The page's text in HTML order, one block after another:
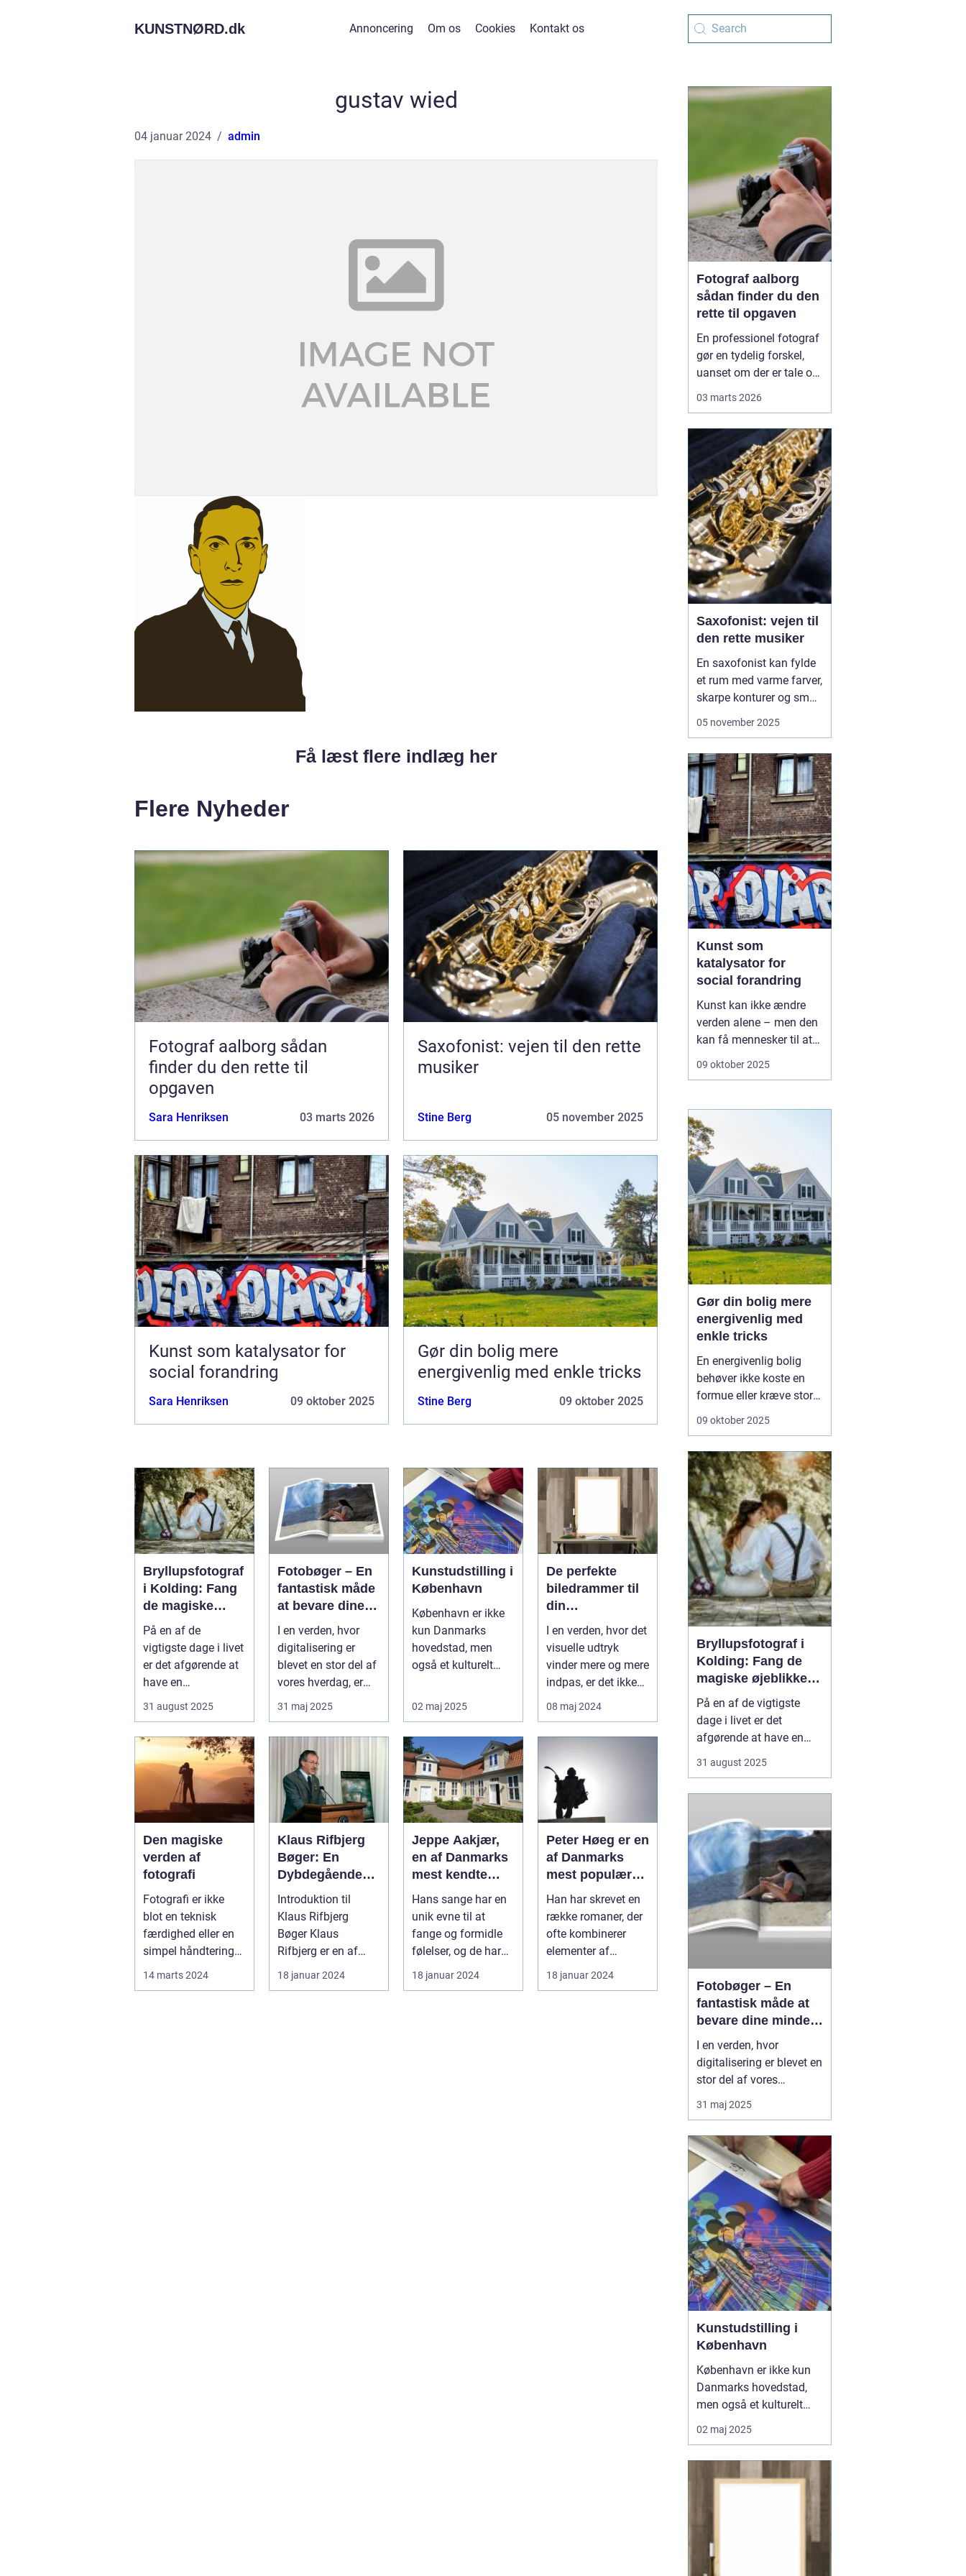
KUNSTNØRD.dk Annoncering Om os Cookies Kontakt os
gustav wied
04 januar 2024 admin
Få læst flere indlæg her
Flere Nyheder
Fotograf aalborg sådan
finder du den rette til
opgaven
Sara Henriksen 03 marts 2026
Saxofonist: vejen til den rette
musiker
Stine Berg 05 november 2025
Kunst som katalysator for
social forandring
Sara Henriksen 09 oktober 2025
Gør din bolig mere
energivenlig med enkle tricks
Stine Berg 09 oktober 2025
Bryllupsfotograf
i Kolding: Fang
de magiske
øjeblikke på din
store dag
På en af de
vigtigste dage i livet
er det afgørende at
have en
bryllupsfot...
31 august 2025
Fotobøger – En
fantastisk måde
at bevare dine
minder på
I en verden, hvor
digitalisering er
blevet en stor del af
vores hverdag, er
der stadig noget
31 maj 2025
Kunstudstilling i
København
København er ikke
kun Danmarks
hovedstad, men
også et kulturelt
kunstent...
02 maj 2025
De perfekte
biledrammer til
din
kunstsamling
I en verden, hvor det
visuelle udtryk
vinder mere og mere
indpas, er det ikke
overraskende, at
biled...
08 maj 2024
Den magiske
verden af
fotografi
Fotografi er ikke
blot en teknisk
færdighed eller en
simpel håndtering
14 marts 2024
Klaus Rifbjerg
Bøger: En
Dybdegående
Kig på et
Litterært
Mesterstykke
Introduktion til
Klaus Rifbjerg
Bøger Klaus
Rifbjerg er en af
Danmarks mest
fremtrædende
18 januar 2024
Jeppe Aakjær,
en af Danmarks
mest kendte
forfattere og
digtere, er også
kendt for sine
smukke sange
Hans sange har en
unik evne til at
fange og formidle
følelser, og de har
efterladt et stort
aftryk i...
18 januar 2024
Peter Høeg er en
af Danmarks
mest populære
forfattere, kendt
for sine
spændende og
tankevækkende
Han har skrevet en
række romaner, der
ofte kombinerer
elementer af
spænding, filosofi
og det overnat...
18 januar 2024
Fotograf aalborg
sådan finder du den
rette til opgaven
En professionel fotograf
gør en tydelig forskel,
uanset om der er tale om
Mange oplever, at
mobilen klarer
hverdagens snapshots
fint, men når øjeblikket
kun sker én gang, ...
03 marts 2026
Saxofonist: vejen til
den rette musiker
En saxofonist kan fylde
et rum med varme farver,
skarpe konturer og små
nuancer, der klæder alt
saxofonen som jazzens
ikon, men instrumentet
har for længst fået et
fast hjem i klass...
05 november 2025
Kunst som
katalysator for
social forandring
Kunst kan ikke ændre
verden alene – men den
kan få mennesker til at
se verden på en ny
drivkraft for social
forandring: et sprog, der
overskrider politik, klasse
og kultur. ...
09 oktober 2025
Gør din bolig mere
energivenlig med
enkle tricks
En energivenlig bolig
behøver ikke koste en
formue eller kræve store
renoveringer. Ofte ligger
kan lave med det
samme. Det handler om
at bruge energien
smartere – ikke n&o...
09 oktober 2025
Bryllupsfotograf i
Kolding: Fang de
magiske øjeblikke
på din store dag
På en af de vigtigste
dage i livet er det
afgørende at have en
bryllupsfotograf, der kan
Den rette fotograf vil
fange både de små
detaljer og de store fø...
31 august 2025
Fotobøger – En
fantastisk måde at
bevare dine minder
på
I en verden, hvor
digitalisering er blevet en
stor del af vores
hverdag, er der stadig
noget særligt ved at
hænderne. Fotobøger
giver en unik mulighed
for at samle og bevare
billeder på en æstetis...
31 maj 2025
Kunstudstilling i
København
København er ikke kun
Danmarks hovedstad,
men også et kulturelt
knudepunkt for
kunstentusiaster. Byen er
kunstudstillinger, der
strækker sig fra moderne
artikel udforskes...
02 maj 2025